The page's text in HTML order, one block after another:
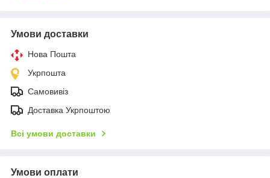
Умови доставки
Нова Пошта
Укрпошта
Самовивіз
Доставка Укрпоштою
Всі умови доставки
Умови оплати